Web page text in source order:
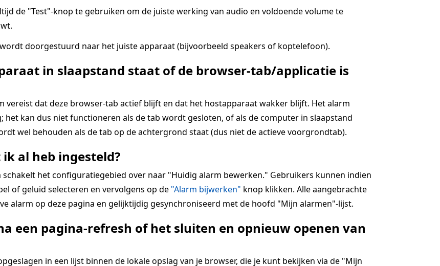
de "Test"-knop te gebruiken om de juiste werking van audio en voldoende volume te
doorgestuurd naar het juiste apparaat (bijvoorbeeld speakers of koptelefoon).
in slaapstand staat of de browser-tab/applicatie is
vereist dat deze browser-tab actief blijft en dat het hostapparaat wakker blijft. Het alarm
kan dus niet functioneren als de tab wordt gesloten, of als de computer in slaapstand
wel behouden als de tab op de achtergrond staat (dus niet de actieve voorgrondtab).
al heb ingesteld?
schakelt het configuratiegebied over naar "Huidig alarm bewerken." Gebruikers kunnen indien
of geluid selecteren en vervolgens op de "Alarm bijwerken" knop klikken. Alle aangebrachte
alarm op deze pagina en gelijktijdig gesynchroniseerd met de hoofd "Mijn alarmen"-lijst.
een pagina-refresh of het sluiten en opnieuw openen van
in een lijst binnen de lokale opslag van je browser, die je kunt bekijken via de "Mijn